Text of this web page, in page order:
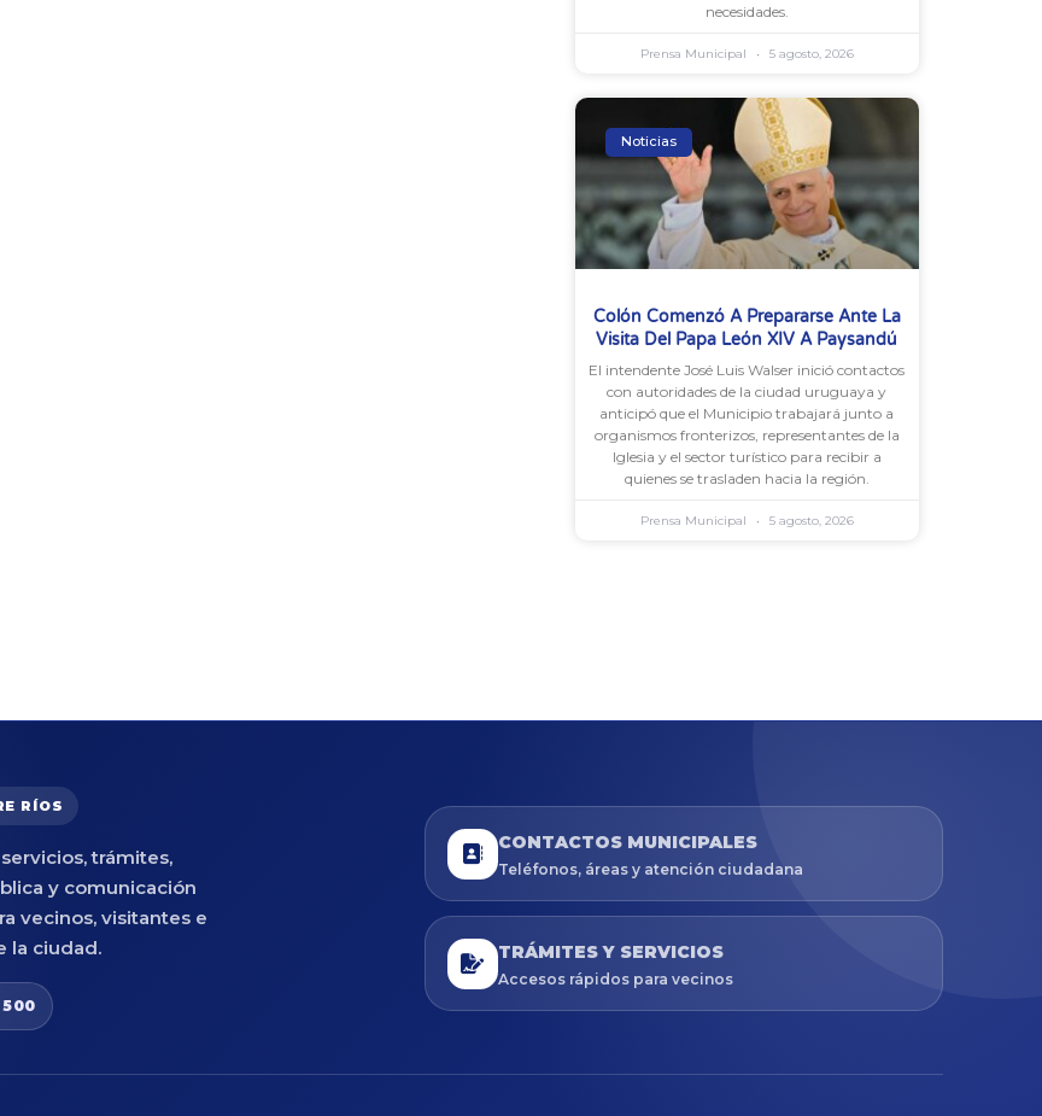
necesidades.
Prensa Municipal 5 agosto, 2026
Noticias
Colón Comenzó A Prepararse Ante La
Visita Del Papa León XIV A Paysandú
El intendente José Luis Walser inició contactos
con autoridades de la ciudad uruguaya y
anticipó que el Municipio trabajará junto a
organismos fronterizos, representantes de la
Iglesia y el sector turístico para recibir a
quienes se trasladen hacia la región.
Prensa Municipal 5 agosto, 2026
RÍOS
trámites,
y comunicación
vecinos, visitantes e
la ciudad.
500
CONTACTOS MUNICIPALES
Teléfonos, áreas y atención ciudadana
TRÁMITES Y SERVICIOS
Accesos rápidos para vecinos